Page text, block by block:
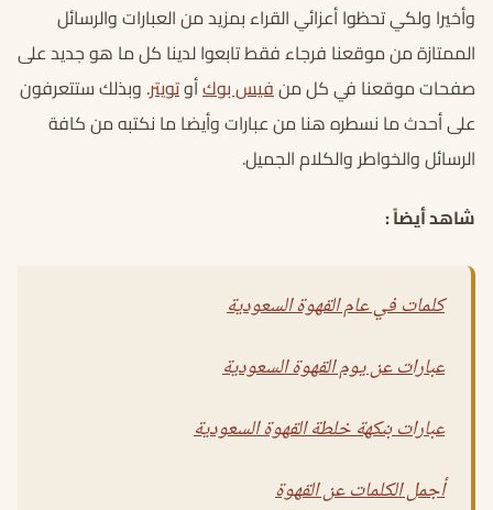
وأخيرا ولكي تحظوا أعزائي القراء بمزيد من العبارات والرسائل
الممتازة من موقعنا فرجاء فقط تابعوا لدينا كل ما هو جديد على
صفحات موقعنا في كل منفيس بوكأوتويتر. وبذلك ستتعرفون
على أحدث ما نسطره هنا من عبارات وأيضا ما نكتبه من كافة
الرسائل والخواطر والكلام الجميل.
شاهد أيضاً :
كلمات في عام القهوة السعودية
عبارات عن يوم القهوة السعودية
عبارات بنكهة خلطة القهوة السعودية
أجمل الكلمات عن القهوة